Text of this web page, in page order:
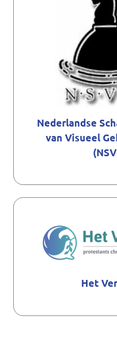
Nederlandse
van Visueel
Het